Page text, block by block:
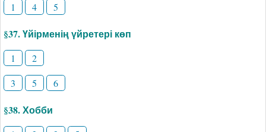
1 4 5
§37. Үйірменің үйретері көп
1
2
3
5 6
§38. Хобби